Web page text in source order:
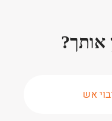
אותך?
אש